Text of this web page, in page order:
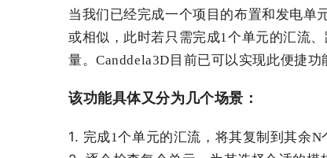
当我们 已经完成一个项目的布置和发电单
或相似 ，此时若只需完成1个单元的汇流、
量。Canddela3D目前已可以实现此便捷功
该功能具体又分为 几个场景 ：
1. 完成1个单元的汇流， 将其复制到其余N